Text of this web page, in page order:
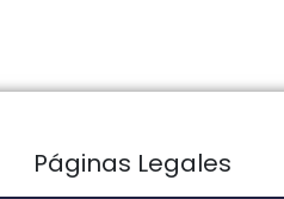
Páginas Legales